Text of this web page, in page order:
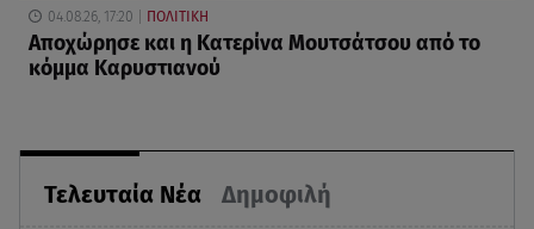
Τελευταία Νέα Δημοφιλή
04.08.26, 17:20 ΠΟΛΙΤΙΚΗ
Αποχώρησε και η Κατερίνα Μουτσάτσου από το
κόμμα Καρυστιανού